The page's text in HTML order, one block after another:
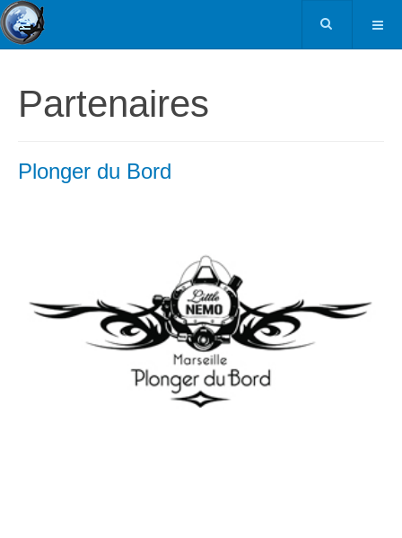
Partenaires
Plonger du Bord